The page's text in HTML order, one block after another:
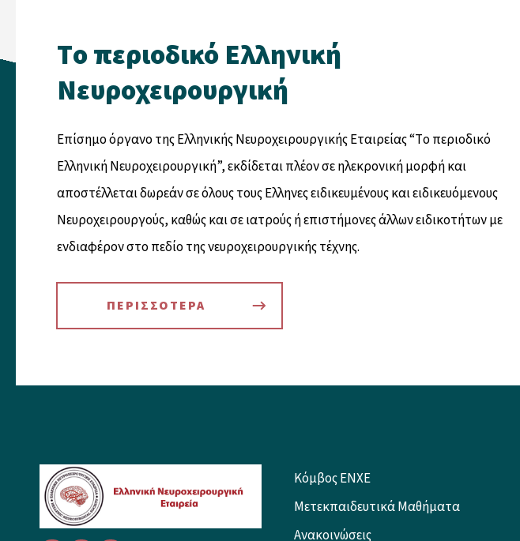
Tο περιοδικό Eλληνική
Nευροχειρουργική
Eπίσημο όργανο της Eλληνικής Nευροχειρουργικής Eταιρείας “Tο περιοδικό
Eλληνική Nευροχειρουργική”, εκδίδεται πλέον σε ηλεκρονική μορφή και
αποστέλλεται δωρεάν σε όλους τους Eλληνες ειδικευμένους και ειδικευόμενους
Nευροχειρουργούς, καθώς και σε ιατρούς ή επιστήμονες άλλων ειδικοτήτων με
ενδιαφέρον στο πεδίο της νευροχειρουργικής τέχνης.
ΠΕΡΙΣΣΟΤΕΡΑ
Κόμβος ENXE
Μετεκπαιδευτικά Μαθήματα
Ανακοινώσεις